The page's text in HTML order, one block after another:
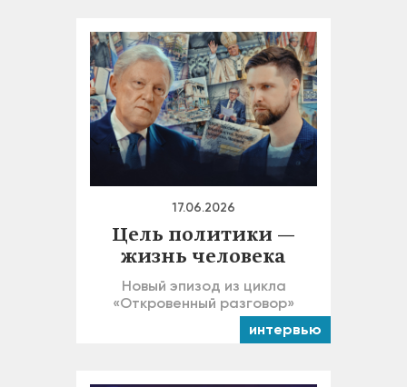
17.06.2026
Цель политики —
жизнь человека
Новый эпизод из цикла
«Откровенный разговор»
интервью